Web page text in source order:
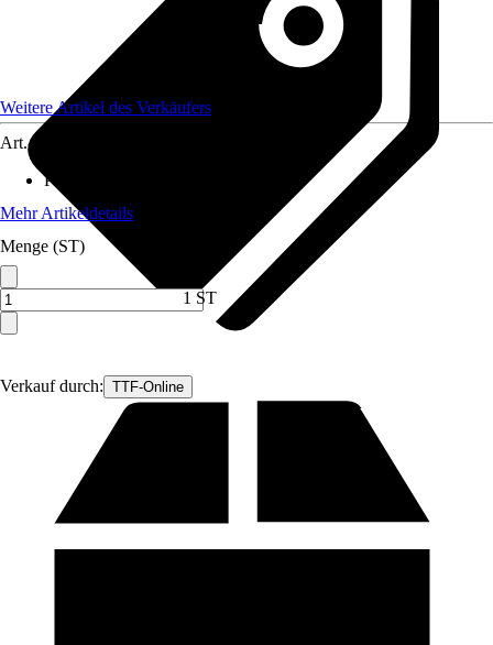
Verkauf durch: TTF-Online
Weitere Artikel des Verkäufers
Art.-Nr.
Pflegehinweis
Mehr Artikeldetails
Menge (ST)
1 ST